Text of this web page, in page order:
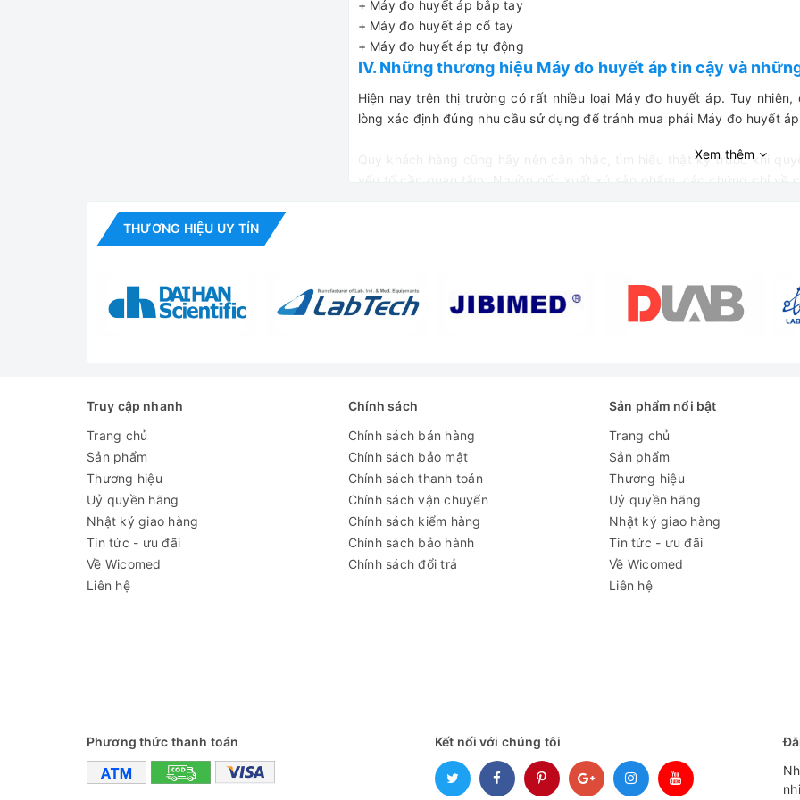
+ Máy đo huyết áp bắp tay
+ Máy đo huyết áp cổ tay
+ Máy đo huyết áp tự động
IV. Những thương hiệu Máy đo huyết áp tin cậy và
Hiện nay trên thị trường có rất nhiều loại Máy đo huyết áp. Tuy
lòng xác định đúng nhu cầu sử dụng để tránh mua phải Máy đo huyết
Quý khách hàng cũng hãy nên cân nhắc, tìm hiểu thật kỹ trước khi
Là đơn vị nhập khẩu và phân phối chính hàng nhiều dòng Máy đo
cho khách hàng những sản phẩm chất lượng, đầy đủ giấy tờ nhập
CÔNG TY TNHH THIẾT BỊ VÀ
Địa chỉ: Số 122-A3, Khu đô thị Đại Kim, Phường Định
Emai:
Xem thêm
THƯƠNG HIỆU UY TÍN
Truy cập nhanh
Trang chủ
Sản phẩm
Thương hiệu
Uỷ quyền hãng
Nhật ký giao hàng
Tin tức - ưu đãi
Về Wicomed
Liên hệ
Chính sách
Chính sách bán hàng
Chính sách bảo mật
Chính sách thanh toán
Chính sách vận chuyển
Chính sách kiểm hàng
Chính sách bảo hành
Chính sách đổi trả
Sản phẩm nổi bật
Trang chủ
Sản phẩm
Thương hiệu
Uỷ quyền hãng
Nhật ký giao hàng
Tin tức - ưu đãi
Về Wicomed
Liên hệ
Phương thức thanh toán Kết nối với chúng tôi